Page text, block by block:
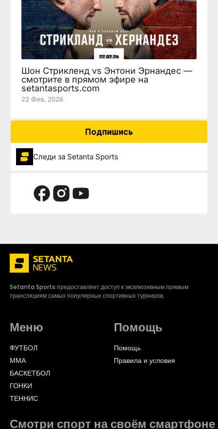
Шон Стрикленд vs Энтони Эрнандес —
смотрите в прямом эфире на
setantasports.com
22 Фев, 2026
Подпишись
Следи за Setanta Sports
Setanta Sports предоставляет доступ к эксклюзивным прямым
трансляциям самых популярных спортивных турниров.
Меню
ФУТБОЛ
ММА
БАСКЕТБОЛ
ГОНКИ
ТЕННИС
Помощь
Помощь
Правила и условия
Смотри спорт на своём смартфоне